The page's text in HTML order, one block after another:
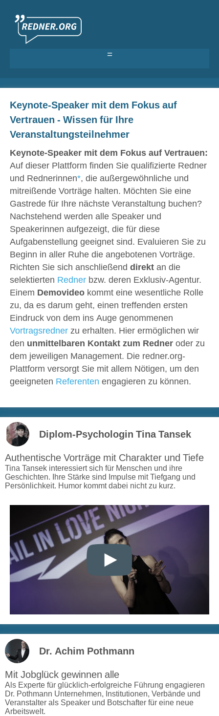
Anmelden >
Keynote-Speaker mit dem Fokus auf
Vertrauen - Wissen für Ihre
Veranstaltungsteilnehmer
Keynote-Speaker mit dem Fokus auf Vertrauen:
Auf dieser Plattform finden Sie qualifizierte Redner
und Rednerinnen*, die außergewöhnliche und
mitreißende Vorträge halten. Möchten Sie eine
Gastrede für Ihre nächste Veranstaltung buchen?
Nachstehend werden alle Speaker und
Speakerinnen aufgezeigt, die für diese
Aufgabenstellung geeignet sind. Evaluieren Sie zu
Beginn in aller Ruhe die angebotenen Vorträge.
Richten Sie sich anschließend direkt an die
selektierten Redner bzw. deren Exklusiv-Agentur.
Einem Demovideo kommt eine wesentliche Rolle
zu, da es darum geht, einen treffenden ersten
Eindruck von dem ins Auge genommenen
Vortragsredner zu erhalten. Hier ermöglichen wir
den unmittelbaren Kontakt zum Redner oder zu
dem jeweiligen Management. Die redner.org-
Plattform versorgt Sie mit allem Nötigen, um den
geeigneten Referenten engagieren zu können.
Diplom-Psychologin Tina Tansek
Authentische Vorträge mit Charakter und Tiefe
Tina Tansek interessiert sich für Menschen und ihre
Geschichten. Ihre Stärke sind Impulse mit Tiefgang und
Persönlichkeit. Humor kommt dabei nicht zu kurz.
Dr. Achim Pothmann
Mit Jobglück gewinnen alle
Als Experte für glücklich-erfolgreiche Führung engagieren
Dr. Pothmann Unternehmen, Institutionen, Verbände und
Veranstalter als Speaker und Botschafter für eine neue
Arbeitswelt.